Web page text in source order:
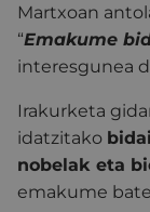
Martxoan
“Emakume
interesgunea
Irakurketa
idatzitako
nobelak eta
emakume